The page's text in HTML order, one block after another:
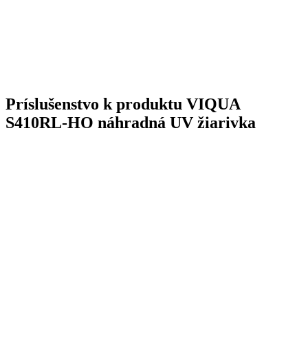
Príslušenstvo k produktu VIQUA
S410RL-HO náhradná UV žiarivka